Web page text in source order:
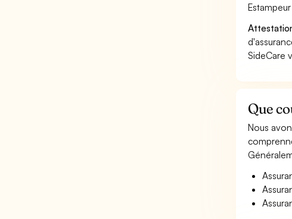
SideCare
Que
Nous